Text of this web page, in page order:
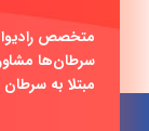
متخصص
سرطان‌ها
مبتلا به سرطان